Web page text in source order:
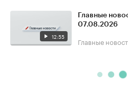
12:55
Главные
07.08.2026
Главные